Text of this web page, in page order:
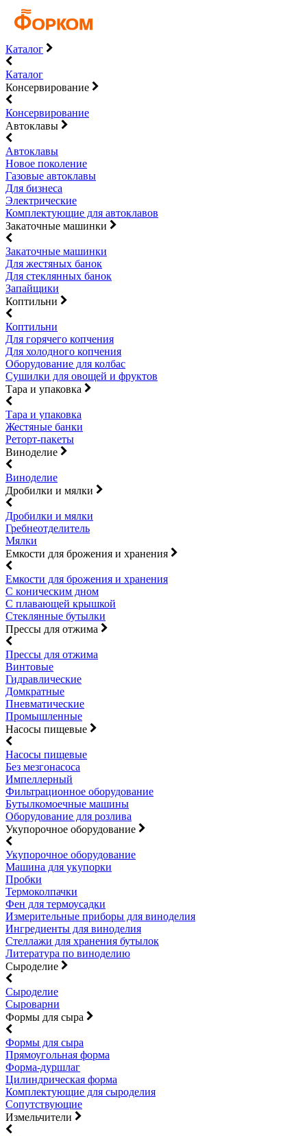
Каталог
Каталог
Консервирование
Консервирование
Автоклавы
Автоклавы
Новое поколение
Газовые автоклавы
Для бизнеса
Электрические
Комплектующие для автоклавов
Закаточные машинки
Закаточные машинки
Для жестяных банок
Для стеклянных банок
Запайщики
Коптильни
Коптильни
Для горячего копчения
Для холодного копчения
Оборудование для колбас
Сушилки для овощей и фруктов
Тара и упаковка
Тара и упаковка
Жестяные банки
Реторт-пакеты
Виноделие
Виноделие
Дробилки и мялки
Дробилки и мялки
Гребнеотделитель
Мялки
Емкости для брожения и хранения
Емкости для брожения и хранения
С коническим дном
С плавающей крышкой
Стеклянные бутылки
Прессы для отжима
Прессы для отжима
Винтовые
Гидравлические
Домкратные
Пневматические
Промышленные
Насосы пищевые
Насосы пищевые
Без мезгонасоса
Импеллерный
Фильтрационное оборудование
Бутылкомоечные машины
Оборудование для розлива
Укупорочное оборудование
Укупорочное оборудование
Машина для укупорки
Пробки
Термоколпачки
Фен для термоусадки
Измерительные приборы для виноделия
Ингредиенты для виноделия
Стеллажи для хранения бутылок
Литература по виноделию
Сыроделие
Сыроделие
Сыроварни
Формы для сыра
Формы для сыра
Прямоугольная форма
Форма-дуршлаг
Цилиндрическая форма
Комплектующие для сыроделия
Сопутствующие
Измельчители